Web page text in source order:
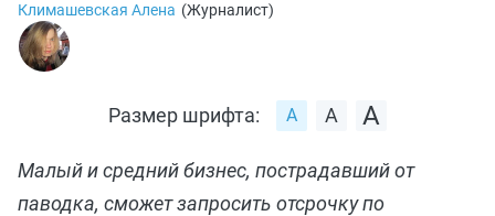
Климашевская Алена (Журналист)
Размер шрифта:
Малый и средний бизнес, пострадавший от
паводка, сможет запросить отсрочку по